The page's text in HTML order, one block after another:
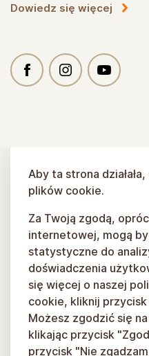
Dowiedz się więcej
Aby ta strona
plików cookie.
Za Twoją zgodą,
internetowej, mogą
statystyczne do
doświadczenia
się więcej o naszej
cookie, kliknij
Możesz zgodzić się
klikając przycisk
przycisk "Nie